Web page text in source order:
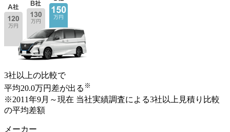
3社以上の比較で
平均20.0万円 差が出る ※
※2011年9月～現在 当社実績調査による3社以上見積り比較
の平均差額
メーカー